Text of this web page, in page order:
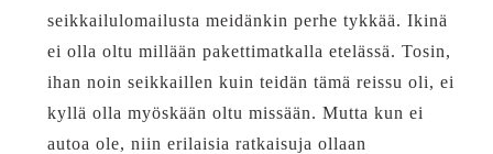
seikkailulomailusta meidänkin perhe tykkää. Ikinä
ei olla oltu millään pakettimatkalla etelässä. Tosin,
ihan noin seikkaillen kuin teidän tämä reissu oli, ei
kyllä olla myöskään oltu missään. Mutta kun ei
autoa ole, niin erilaisia ratkaisuja ollaan